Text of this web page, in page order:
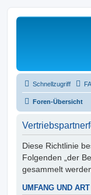
Schnellzugriff
Foren-Übersicht
Diese Richtlinie
Folgenden „der
gesammelt
UMFANG UND